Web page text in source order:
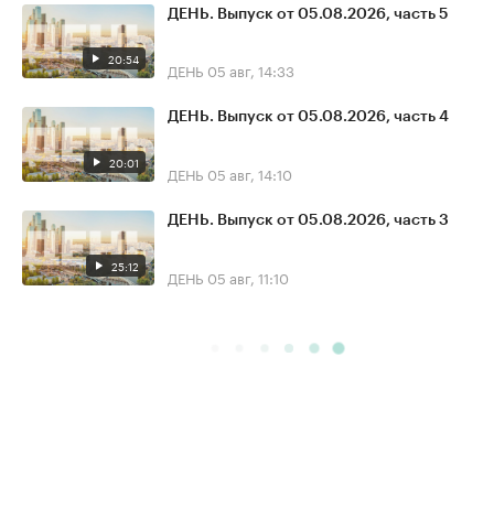
20:54
ДЕНЬ. Выпуск от 05.08.2026, часть 5
ДЕНЬ 05 авг, 14:33
20:01
ДЕНЬ. Выпуск от 05.08.2026, часть 4
ДЕНЬ 05 авг, 14:10
25:12
ДЕНЬ. Выпуск от 05.08.2026, часть 3
ДЕНЬ 05 авг, 11:10